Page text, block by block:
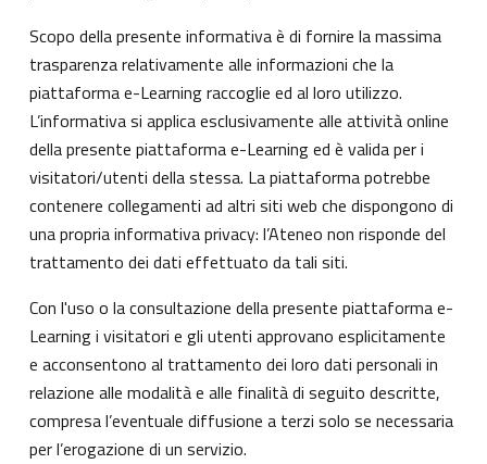
Scopo della presente informativa è di fornire la massima
trasparenza relativamente alle informazioni che la
piattaforma e-Learning raccoglie ed al loro utilizzo.
L’informativa si applica esclusivamente alle attività online
della presente piattaforma e-Learning ed è valida per i
visitatori/utenti della stessa. La piattaforma potrebbe
contenere collegamenti ad altri siti web che dispongono di
una propria informativa privacy: l’Ateneo non risponde del
trattamento dei dati effettuato da tali siti.
Con l'uso o la consultazione della presente piattaforma e-
Learning i visitatori e gli utenti approvano esplicitamente
e acconsentono al trattamento dei loro dati personali in
relazione alle modalità e alle finalità di seguito descritte,
compresa l’eventuale diffusione a terzi solo se necessaria
per l’erogazione di un servizio.